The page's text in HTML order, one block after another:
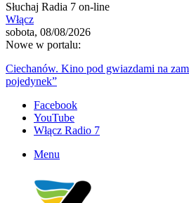
Słuchaj Radia 7 on-line
Włącz
sobota, 08/08/2026
Nowe w portalu:
Ciechanów. Kino pod gwiazdami na
pojedynek”
Facebook
YouTube
Włącz Radio 7
Menu